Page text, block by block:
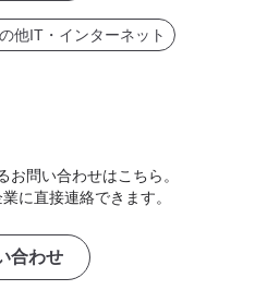
他IT・インターネット
お問い合わせはこちら。
に直接連絡できます。
合わせ